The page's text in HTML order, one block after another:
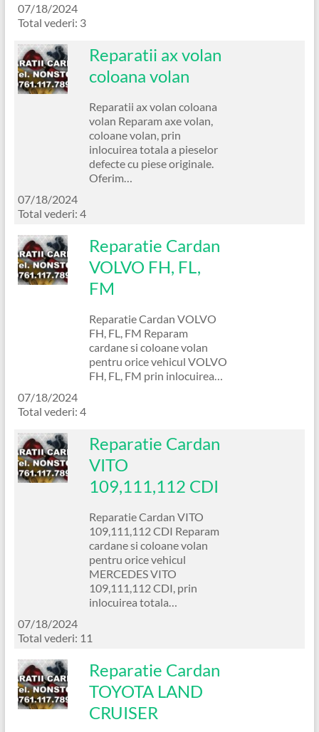
07/18/2024
Total vederi: 3
Reparatii ax volan
coloana volan
Reparatii ax volan coloana
volan Reparam axe volan,
coloane volan, prin
inlocuirea totala a pieselor
defecte cu piese originale.
Oferim…
07/18/2024
Total vederi: 4
Reparatie Cardan
VOLVO FH, FL,
FM
Reparatie Cardan VOLVO
FH, FL, FM Reparam
cardane si coloane volan
pentru orice vehicul VOLVO
FH, FL, FM prin inlocuirea…
07/18/2024
Total vederi: 4
Reparatie Cardan
VITO
109,111,112 CDI
Reparatie Cardan VITO
109,111,112 CDI Reparam
cardane si coloane volan
pentru orice vehicul
MERCEDES VITO
109,111,112 CDI, prin
inlocuirea totala…
07/18/2024
Total vederi: 11
Reparatie Cardan
TOYOTA LAND
CRUISER